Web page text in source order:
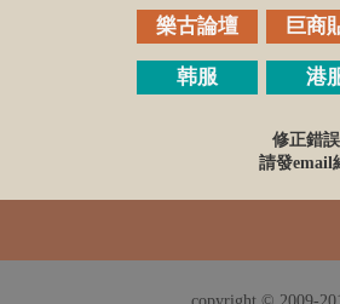
樂古論壇 巨商
韩服 港
修正錯
請發email